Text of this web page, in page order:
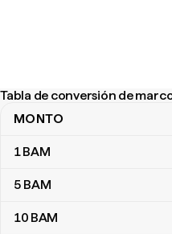
Tabla de conversión de
Tabla de conversión de
MONTO
1BAM
5 BAM
10 BAM